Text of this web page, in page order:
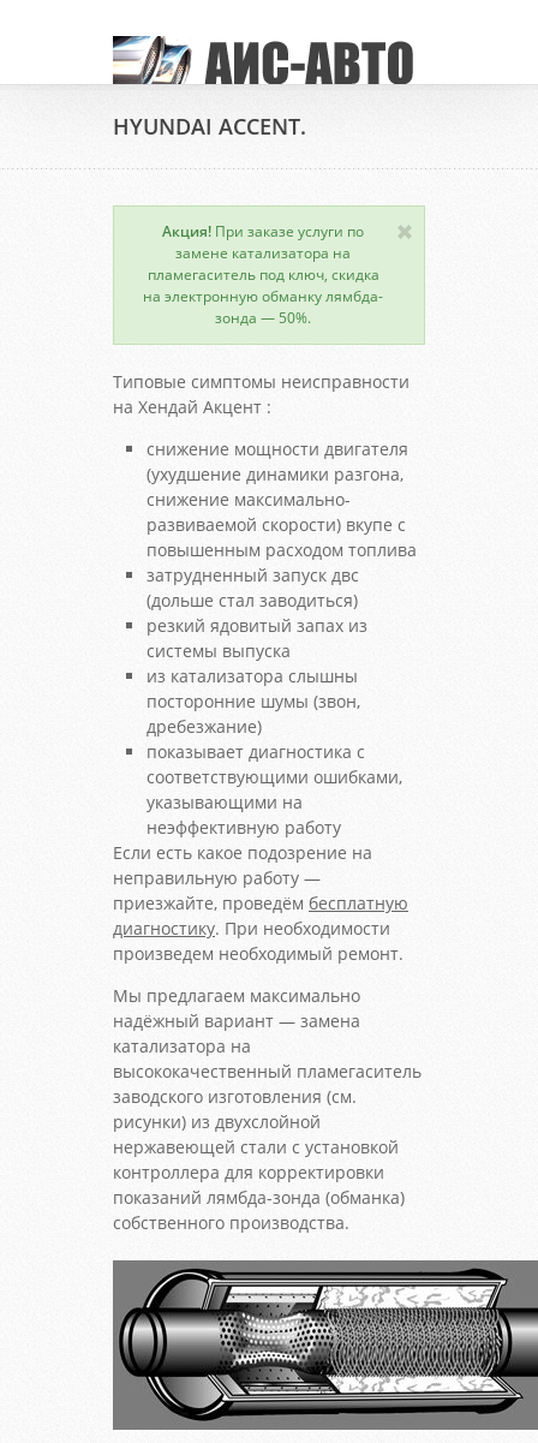
HYUNDAI ACCENT.
Акция! При заказе услуги по
замене катализатора на
пламегаситель под ключ, скидка
на электронную обманку лямбда-
зонда — 50%.
Типовые симптомы неисправности
на Хендай Акцент :
снижение мощности двигателя
(ухудшение динамики разгона,
снижение максимально-
развиваемой скорости) вкупе с
повышенным расходом топлива
затрудненный запуск двс
(дольше стал заводиться)
резкий ядовитый запах из
системы выпуска
из катализатора слышны
посторонние шумы (звон,
дребезжание)
показывает диагностика с
соответствующими ошибками,
указывающими на
неэффективную работу
Если есть какое подозрение на
неправильную работу —
приезжайте, проведём бесплатную
диагностику. При необходимости
произведем необходимый ремонт.
Мы предлагаем максимально
надёжный вариант — замена
катализатора на
высококачественный пламегаситель
заводского изготовления (см.
рисунки) из двухслойной
нержавеющей стали с установкой
контроллера для корректировки
показаний лямбда-зонда (обманка)
собственного производства.